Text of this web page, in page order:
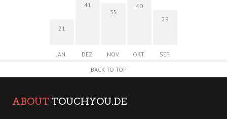
21
JAN.
41
DEZ.
35
NOV.
40
OKT.
29
SEP.
BACK TO TOP
ABOUT TOUCHYOU.DE